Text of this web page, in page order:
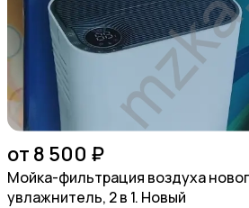
от 8 500 ₽
Мойка-фильтрация воздуха
увлажнитель, 2 в 1. Новый